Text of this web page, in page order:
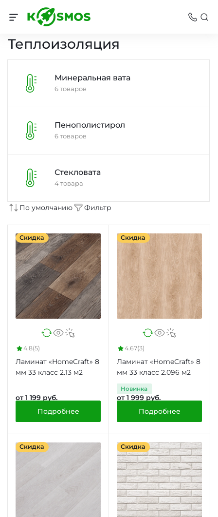
Стройматериалы
Теплоизоляция
Минеральная вата
6 товаров
Пенополистирол
6 товаров
Стекловата
4 товара
По умолчанию Фильтр
Скидка
4.8(5)
Ламинат «HomeCraft» 8
мм 33 класс 2.13 м2
от 1 199 руб.
Подробнее
Скидка
4.67(3)
Ламинат «HomeCraft» 8
мм 33 класс 2.096 м2
Новинка
от 1 999 руб.
Подробнее
Скидка Скидка